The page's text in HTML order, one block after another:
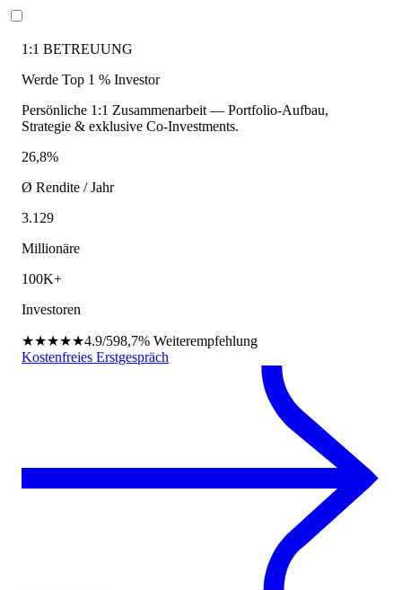
1:1 BETREUUNG
Werde Top 1 % Investor
Persönliche 1:1 Zusammenarbeit — Portfolio-Aufbau,
Strategie & exklusive Co-Investments.
26,8%
Ø Rendite / Jahr
3.129
Millionäre
100K+
Investoren
★★★★★4.9/598,7% Weiterempfehlung
Kostenfreies Erstgespräch